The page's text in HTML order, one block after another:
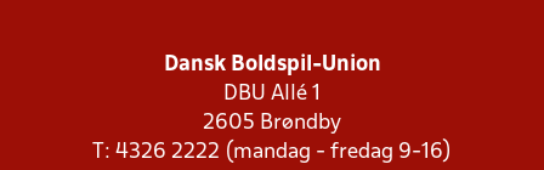
Dansk Boldspil-Union
DBU Allé 1
2605 Brøndby
T: 4326 2222 (mandag - fredag 9-16)